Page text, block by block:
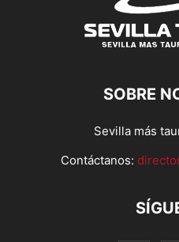
SOBRE
Sevilla más
Contáctanos: